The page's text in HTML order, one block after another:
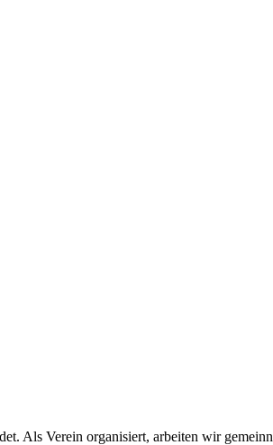
Als Verein organisiert, arbeiten wir